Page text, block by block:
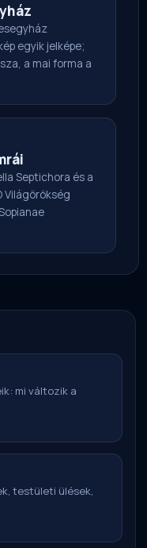
egyik jelképe;
a mai forma a
Septichora és a
Világörökség
mi változik a
testületi ülések,